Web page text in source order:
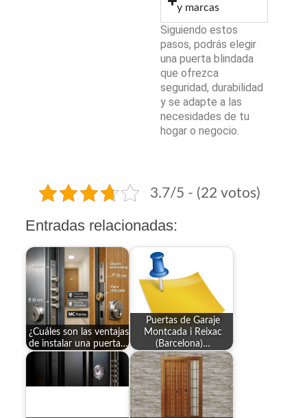
y marcas
Siguiendo estos
pasos, podrás elegir
una puerta blindada
que ofrezca
seguridad, durabilidad
y se adapte a las
necesidades de tu
hogar o negocio.
3.7/5 - (22 votos)
Entradas relacionadas:
¿Cuáles son las ventajas
de instalar una puerta…
Puertas de Garaje
Montcada i Reixac
(Barcelona)…